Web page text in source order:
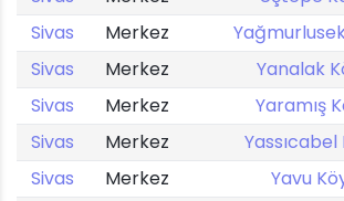
Sivas
Merkez
Sivas
Merkez
Yanalak
Sivas
Merkez
Yaramış
Sivas
Merkez
Yassıcabel
Sivas
Merkez
Yavu